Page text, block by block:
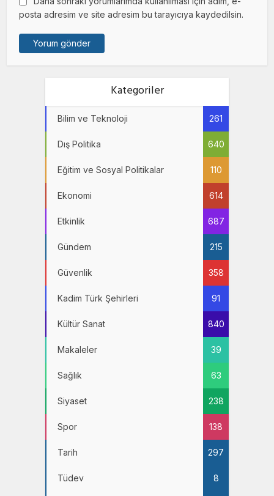
posta adresim ve site adresim bu tarayıcıya kaydedilsin.
Kategoriler
Bilim ve Teknoloji 261
Dış Politika 640
Eğitim ve Sosyal Politikalar 110
Ekonomi 614
Etkinlik 687
Gündem 215
Güvenlik 358
Kadim Türk Şehirleri 91
Kültür Sanat 840
Makaleler 39
Sağlık 63
Siyaset 238
Spor 138
Tarih 297
Tüdev 8